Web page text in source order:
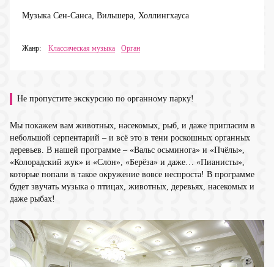
Музыка Сен-Санса, Вильшера, Холлингхауса
Жанр: Классическая музыка Орган
Не пропустите экскурсию по органному парку!
Мы покажем вам животных, насекомых, рыб, и даже пригласим в
небольшой серпентарий – и всё это в тени роскошных органных
деревьев. В нашей программе – «Вальс осьминога» и «Пчёлы»,
«Колорадский жук» и «Слон», «Берёза» и даже… «Пианисты»,
которые попали в такое окружение вовсе неспроста! В программе
будет звучать музыка о птицах, животных, деревьях, насекомых и
даже рыбах!